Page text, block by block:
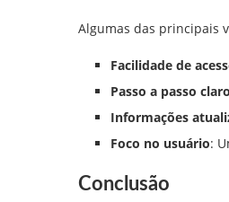
Algumas das principais
Facilidade de
Passo a passo claro
Informações
Foco no usuário:
Conclusão